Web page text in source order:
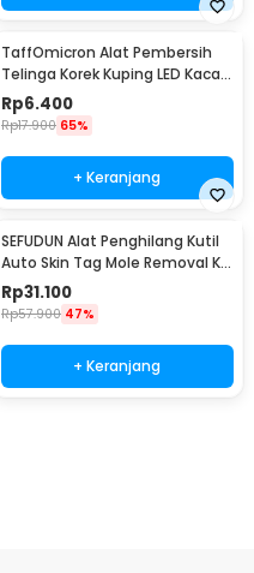
TaffOmicron Alat Pembersih
Telinga Korek Kuping LED Kaca
Pembesar - XY319
Rp6.400
Rp17.900 65%
+ Keranjang
SEFUDUN Alat Penghilang Kutil
Auto Skin Tag Mole Removal Kit
- LGV41
Rp31.100
Rp57.900 47%
+ Keranjang